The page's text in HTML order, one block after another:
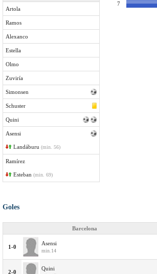
Artola
Ramos
Alexanco
Estella
Olmo
Zuviría
Simonsen
Schuster
Quini
Asensi
Landáburu (min. 56)
Ramírez
Esteban (min. 69)
7
Goles
Barcelona
1-0
Asensi
min.14
2-0
Quini